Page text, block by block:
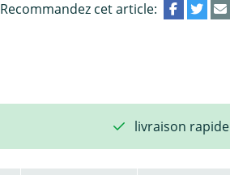
Recommandez cet article:
livraison rapide